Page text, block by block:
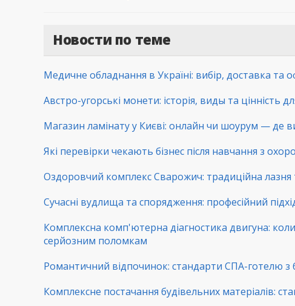
Новости по теме
Медичне обладнання в Україні: вибір, доставка та
Австро-угорські монети: історія, виды та цінність
Магазин ламінату у Києві: онлайн чи шоурум — де
Які перевірки чекають бізнес після навчання з
Оздоровчий комплекс Сварожич: традиційна лазня
Сучасні вудлища та спорядження: професійний
Комплексна комп'ютерна діагностика двигуна:
серйозним поломкам
Романтичний відпочинок: стандарти СПА-готелю з
Комплексне постачання будівельних матеріалів: